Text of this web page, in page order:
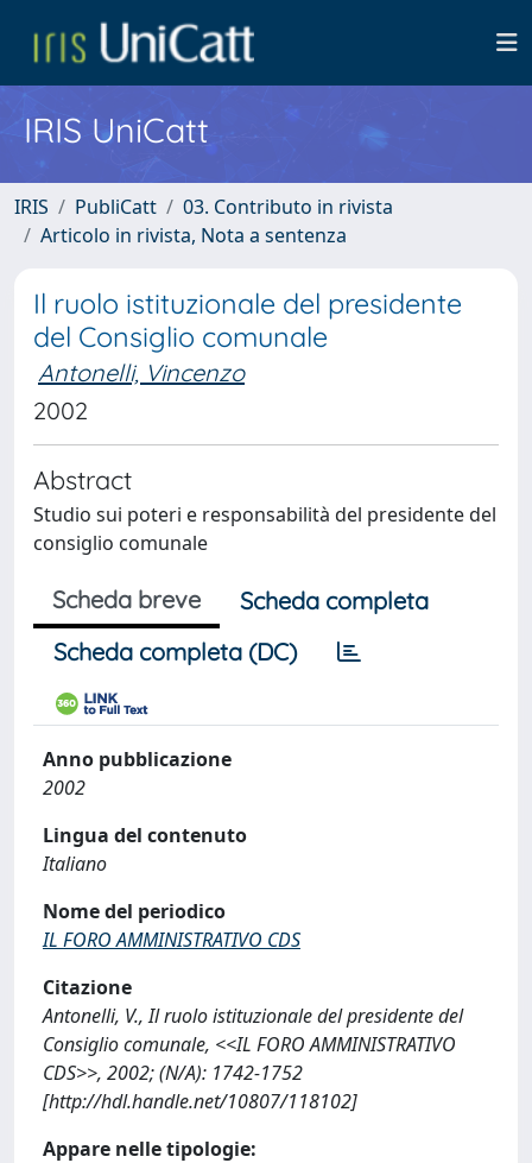
IRIS UniCatt
IRIS PubliCatt
03. Contributo in rivista
Articolo in rivista, Nota a sentenza
Il ruolo istituzionale del presidente
del Consiglio comunale
Antonelli, Vincenzo
2002
Abstract
Studio sui poteri e responsabilità del presidente del
consiglio comunale
Scheda breve
Scheda completa
Scheda completa (DC)
Anno pubblicazione
2002
Lingua del contenuto
Italiano
Nome del periodico
IL FORO AMMINISTRATIVO CDS
Citazione
Antonelli, V., Il ruolo istituzionale del presidente del
Consiglio comunale, <<IL FORO AMMINISTRATIVO
CDS>>, 2002; (N/A): 1742-1752
[http://hdl.handle.net/10807/118102]
Appare nelle tipologie: